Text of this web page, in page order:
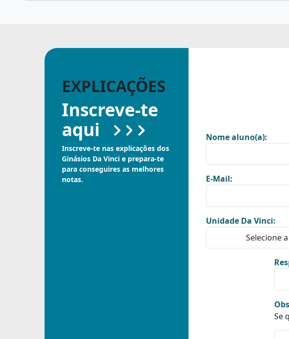
EXPLICAÇÕES
Inscreve-te
aqui
Inscreve-te nas explicações dos
Ginásios Da Vinci e prepara-te
para conseguires as melhores
notas.
Nome aluno(a):
E-Mail:
Unidade Da Vinci:
Se